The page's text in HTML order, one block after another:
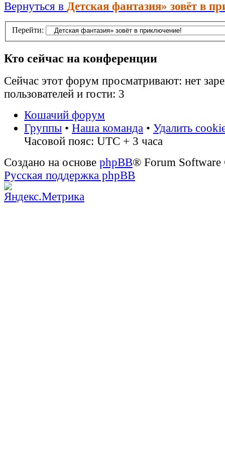
Вернуться в Детская фантазия» зовёт в
Перейти:
Кто сейчас на конференции
Сейчас этот форум просматривают: нет
пользователей и гости: 3
Кошачий форум
Группы • Наша команда • Удалить
Часовой пояс: UTC + 3 часа
Создано на основе phpBB® Forum
Русская поддержка phpBB